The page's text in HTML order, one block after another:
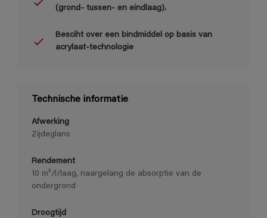
(grond- tussen- en eindlaag).
Besciht over een bindmiddel op basis van
acrylaat-technologie
Technische informatie
Afwerking
Zijdeglans
Rendement
10 m²/l/laag, naargelang de absorptie van de
ondergrond
Droogtijd